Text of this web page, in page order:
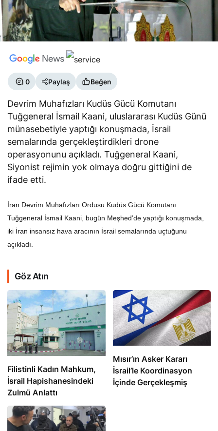
0 Paylaş Beğen
Devrim Muhafızları Kudüs Gücü Komutanı
Tuğgeneral İsmail Kaani, uluslararası Kudüs Günü
münasebetiyle yaptığı konuşmada, İsrail
semalarında gerçekleştirdikleri drone
operasyonunu açıkladı. Tuğgeneral Kaani,
Siyonist rejimin yok olmaya doğru gittiğini de
ifade etti.
İran Devrim Muhafızları Ordusu Kudüs Gücü Komutanı
Tuğgeneral İsmail Kaani, bugün Meşhed’de yaptığı konuşmada,
iki İran insansız hava aracının İsrail semalarında uçtuğunu
açıkladı.
Göz Atın
Filistinli Kadın Mahkum,
İsrail Hapishanesindeki
Zulmü Anlattı
Mısır’ın Asker Kararı
İsrail’le Koordinasyon
İçinde Gerçekleşmiş